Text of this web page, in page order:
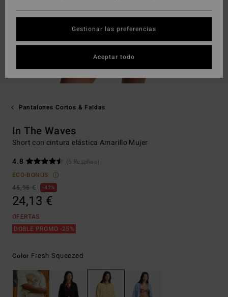
Pantalones Cortos & Faldas
In The Waves
Short con cintura elástica Amarillo Mujer
4.8
(6 Reseñas)
ECO-BONUS
45,95 €
47%
24,13 €
OFERTAS
DOBLE PROMO -25%
Color Fresh Squeezed
Gestionar las preferencias
Aceptar todo